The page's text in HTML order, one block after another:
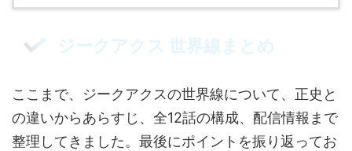
ジークアクス 世界線まとめ
ここまで、ジークアクスの世界線について、正史と
の違いからあらすじ、全12話の構成、配信情報まで
整理してきました。最後にポイントを振り返ってお